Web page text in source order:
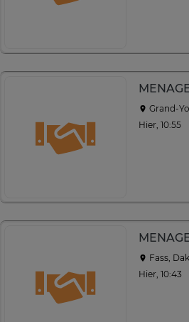
Grand-
Hier, 10:55
Fass,
Hier, 10:43